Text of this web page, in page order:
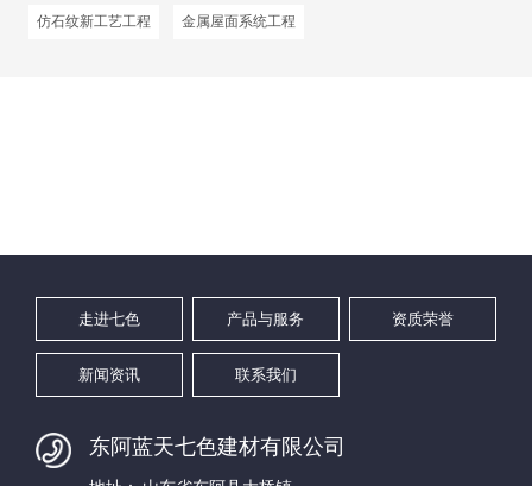
仿石纹新工艺工程 金属屋面系统工程
走进七色 产品与服务 资质荣誉
新闻资讯 联系我们
东阿蓝天七色建材有限公司